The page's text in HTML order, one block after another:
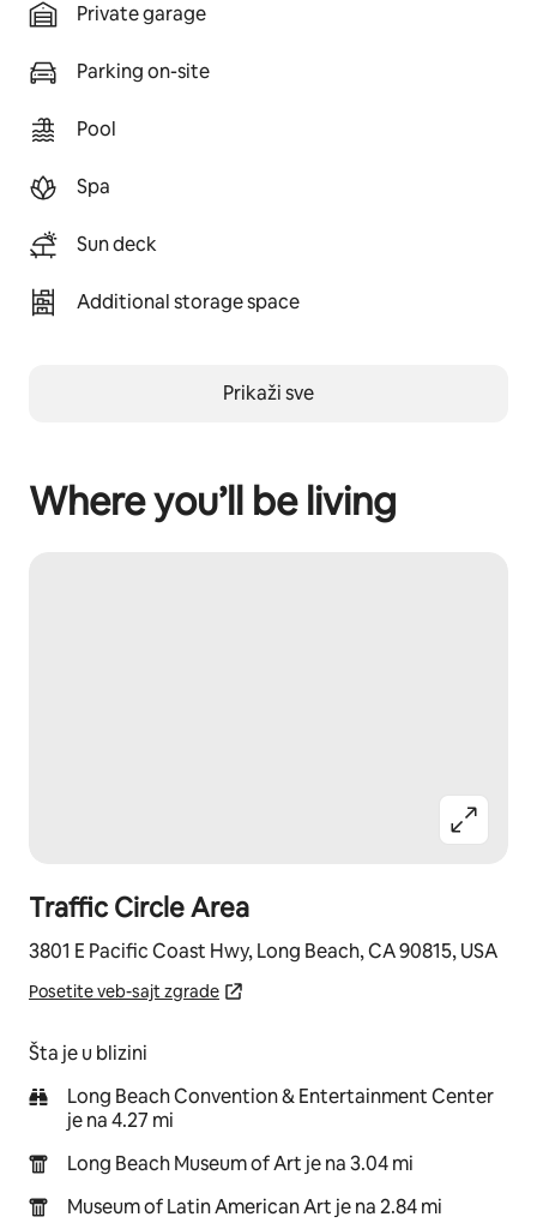
Private garage
Parking on-site
Pool
Spa
Sun deck
Additional storage space
Prikaži sve
Where you’ll be living
Traffic Circle Area
3801 E Pacific Coast Hwy, Long Beach, CA 90815, USA
Posetite veb-sajt zgrade
Šta je u blizini
Long Beach Convention & Entertainment Center
je na 4.27 mi
Long Beach Museum of Art je na 3.04 mi
Museum of Latin American Art je na 2.84 mi